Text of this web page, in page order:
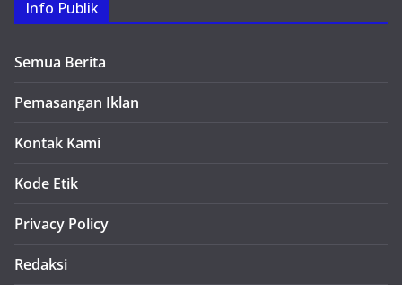
Info Publik
Semua Berita
Pemasangan Iklan
Kontak Kami
Kode Etik
Privacy Policy
Redaksi